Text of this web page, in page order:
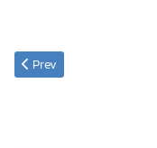
Previous article: โปรโมชั่น
Prev